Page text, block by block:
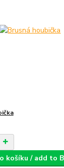
košíku / add to